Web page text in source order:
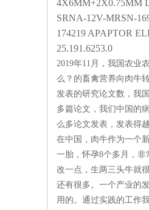
4X6MM+2X0.75MM
SRNA-12V-MRSN-
174219 APAPTOR
25.191.6253.0
2019年11月，我国农业
么？的畜禽营养向肉牛
发表的研究论文数，我
多篇论文，我们中国的
么多论文发表，发表得
在中国，肉牛作为一个
一胎，怀孕8个多月，
改一点，生两三头牛就
还有很多。一个产业的
用的。通过实践的工作